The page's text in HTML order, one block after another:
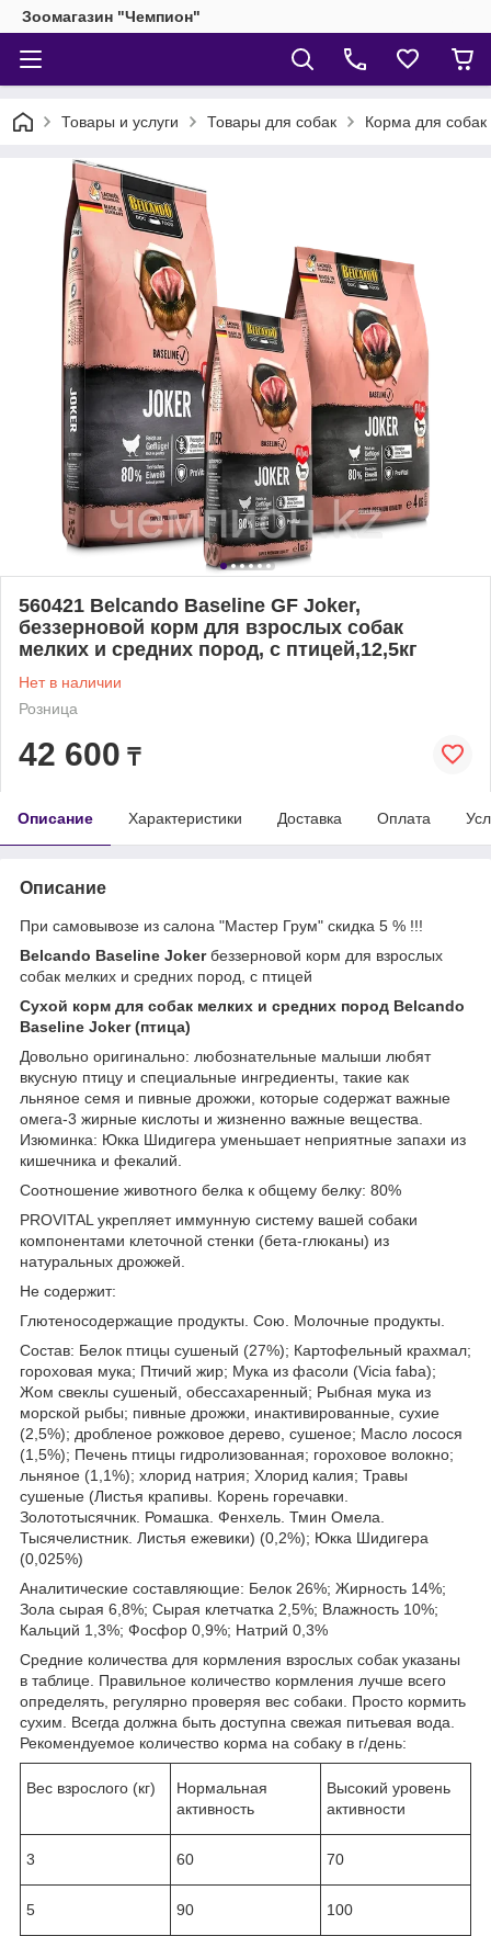
Зоомагазин "Чемпион"
Товары и услуги Товары для собак Корма для собак
560421 Belcando Baseline GF Joker,
беззерновой корм для взрослых собак
мелких и средних пород, с птицей,12,5кг
Нет в наличии
Розница
42 600 ₸
Описание Характеристики Доставка Оплата
Описание
При самовывозе из салона "Мастер Грум" скидка 5 % !!!
Belcando Baseline Jokerбеззерновой корм для взрослых
собак мелких и средних пород, с птицей
Сухой корм для собак мелких и средних пород Belcando
Baseline Joker (птица)
Довольно оригинально: любознательные малыши любят
вкусную птицу и специальные ингредиенты, такие как
льняное семя и пивные дрожжи, которые содержат важные
омега-3 жирные кислоты и жизненно важные вещества.
Изюминка: Юкка Шидигера уменьшает неприятные запахи из
кишечника и фекалий.
Соотношение животного белка к общему белку: 80%
PROVITAL укрепляет иммунную систему вашей собаки
компонентами клеточной стенки (бета-глюканы) из
натуральных дрожжей.
Не содержит:
Глютеносодержащие продукты. Сою. Молочные продукты.
Состав: Белок птицы сушеный (27%); Картофельный крахмал;
гороховая мука; Птичий жир; Мука из фасоли (Vicia faba);
Жом свеклы сушеный, обессахаренный; Рыбная мука из
морской рыбы; пивные дрожжи, инактивированные, сухие
(2,5%); дробленое рожковое дерево, сушеное; Масло лосося
(1,5%); Печень птицы гидролизованная; гороховое волокно;
льняное (1,1%); хлорид натрия; Хлорид калия; Травы
сушеные (Листья крапивы. Корень горечавки.
Золототысячник. Ромашка. Фенхель. Тмин Омела.
Тысячелистник. Листья ежевики) (0,2%); Юкка Шидигера
(0,025%)
Аналитические составляющие: Белок 26%; Жирность 14%;
Зола сырая 6,8%; Сырая клетчатка 2,5%; Влажность 10%;
Кальций 1,3%; Фосфор 0,9%; Натрий 0,3%
Средние количества для кормления взрослых собак указаны
в таблице. Правильное количество кормления лучше всего
определять, регулярно проверяя вес собаки. Просто кормить
сухим. Всегда должна быть доступна свежая питьевая вода.
Рекомендуемое количество корма на собаку в г/день:
Вес взрослого (кг)
Нормальная
активность
Высокий уровень
активности
3 60 70
5 90 100